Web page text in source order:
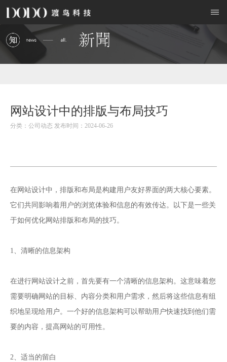
网站设计中的排版与布局技巧
分类：公司动态 发布时间：2024-06-26
在网站设计中，排版和布局是构建用户友好界面的两大核心要素。
它们共同影响着用户的浏览体验和信息的有效传达。以下是一些关
于如何优化网站排版和布局的技巧。
1、清晰的信息架构
在进行网站设计之前，首先要有一个清晰的信息架构。这意味着您
需要明确网站的目标、内容分类和用户需求，然后将这些信息有组
织地呈现给用户。一个好的信息架构可以帮助用户快速找到他们需
要的内容，提高网站的可用性。
2、适当的留白